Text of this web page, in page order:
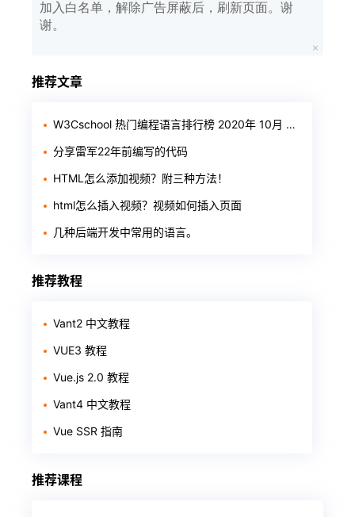
加入白名单，解除广告屏蔽后，刷新页面。谢
谢。
推荐文章
W3Cschool 热门编程语言排行榜 2020年 10月 TOP10
分享雷军22年前编写的代码
HTML怎么添加视频？附三种方法！
html怎么插入视频？视频如何插入页面
几种后端开发中常用的语言。
推荐教程
Vant2 中文教程
VUE3 教程
Vue.js 2.0 教程
Vant4 中文教程
Vue SSR 指南
推荐课程